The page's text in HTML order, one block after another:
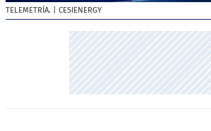
TELEMETRÍA. | CESIENERGY